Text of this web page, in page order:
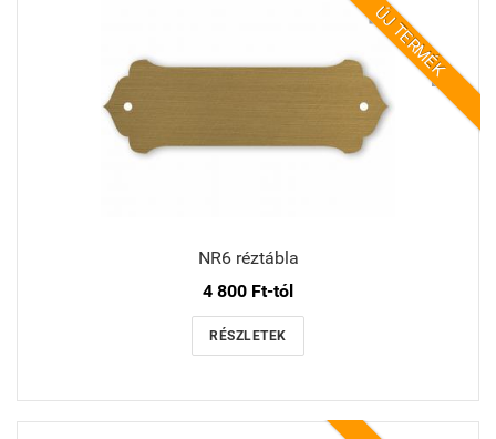
ÚJ TERMÉK
NR6 réztábla
4 800 Ft-tól
RÉSZLETEK